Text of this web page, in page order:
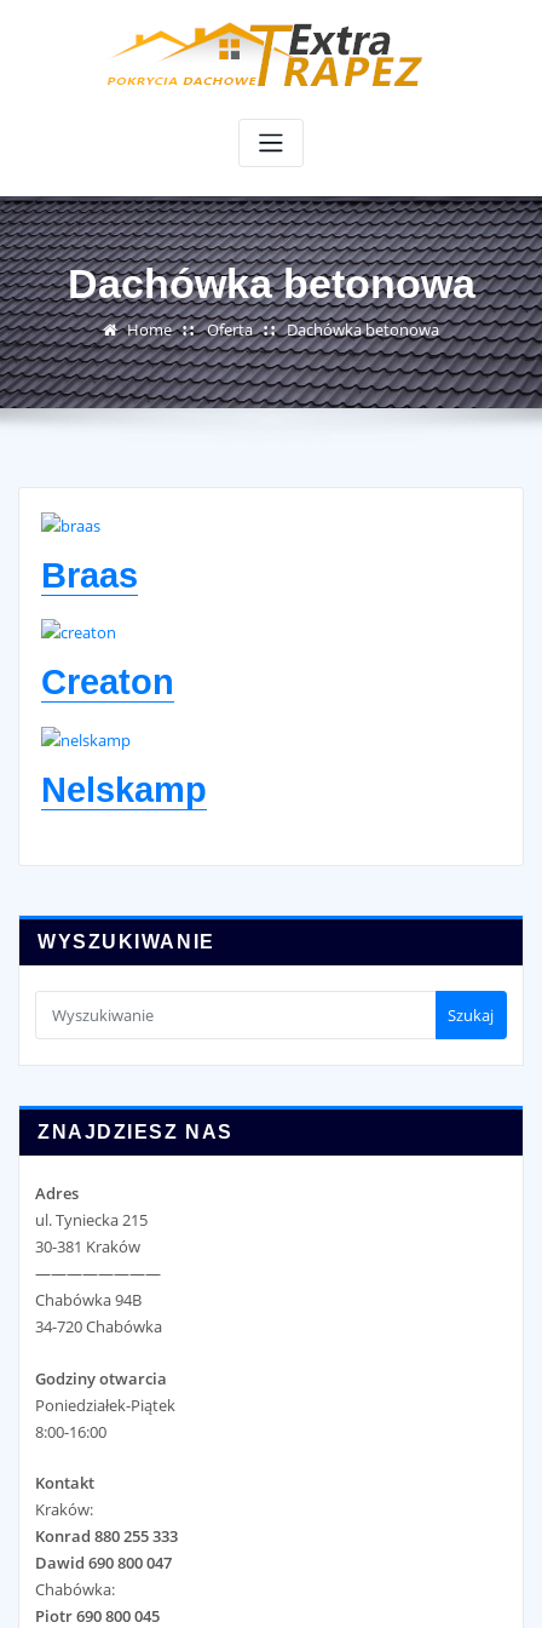
Dachówka betonowa
Home Oferta Dachówka betonowa
Braas
Creaton
Nelskamp
WYSZUKIWANIE
Szukaj
ZNAJDZIESZ NAS
Adres
ul. Tyniecka 215
30-381 Kraków
————————
Chabówka 94B
34-720 Chabówka
Godziny otwarcia
Poniedziałek-Piątek
8:00-16:00
Kontakt
Kraków:
Konrad 880 255 333
Dawid 690 800 047
Chabówka:
Piotr 690 800 045